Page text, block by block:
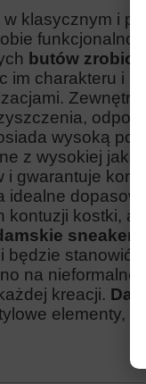
w klasycznym i
butów
im charakteru i
wysoką
z wysokiej
gwarantuje
idealne
kontuzji kostki,
będzie stanowić
na
kreacji.
elementy,